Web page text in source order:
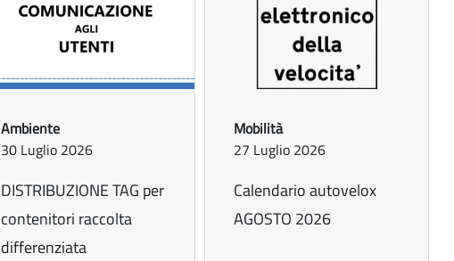
Ambiente
30 Luglio 2026
DISTRIBUZIONE TAG per
contenitori raccolta
differenziata
Mobilità
27 Luglio 2026
Calendario autovelox
AGOSTO 2026